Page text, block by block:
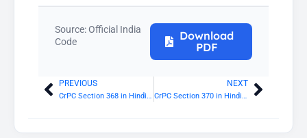
Source: Official India
Code
Download
PDF
PrevPREVIOUS
CrPC Section 368 in Hindi: उच्च न्यायालय की दंडादेश की पुष्टि करने या दोषसिद्धि को रद्द करने की शक्ति
NEXT
CrPC Section 370 in Hindi: मतभेद की दशा में कार्यविधि Next